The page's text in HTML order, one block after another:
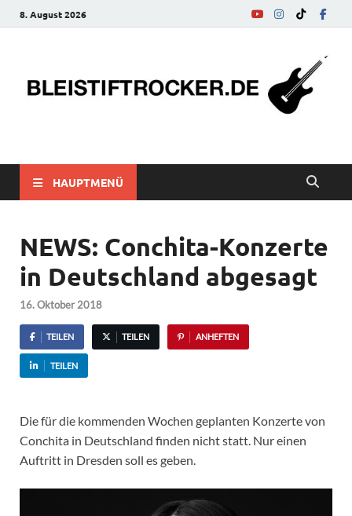
8. August 2026
bleistiftrocker.de
HAUPTMENÜ
NEWS: Conchita-Konzerte
in Deutschland abgesagt
16. Oktober 2018
TEILEN TEILEN ANHEFTEN
TEILEN
Die für die kommenden Wochen geplanten Konzerte von
Conchita in Deutschland finden nicht statt. Nur einen
Auftritt in Dresden soll es geben.